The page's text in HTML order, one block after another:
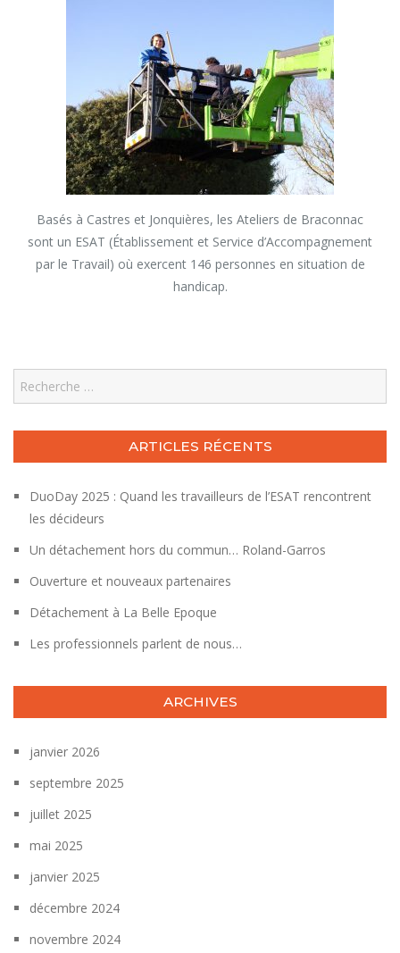
Basés à Castres et Jonquières, les Ateliers de Braconnac
sont un ESAT (Établissement et Service d’Accompagnement
par le Travail) où exercent 146 personnes en situation de
handicap.
Search
ARTICLES RÉCENTS
DuoDay 2025 : Quand les travailleurs de l’ESAT rencontrent
les décideurs
Un détachement hors du commun… Roland-Garros
Ouverture et nouveaux partenaires
Détachement à La Belle Epoque
Les professionnels parlent de nous…
ARCHIVES
janvier 2026
septembre 2025
juillet 2025
mai 2025
janvier 2025
décembre 2024
novembre 2024